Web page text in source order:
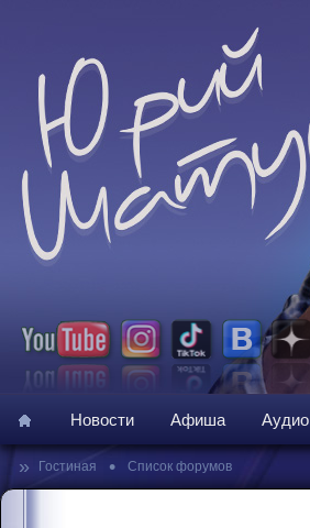
Новости Афиша Аудио
» Гостиная • Список форумов